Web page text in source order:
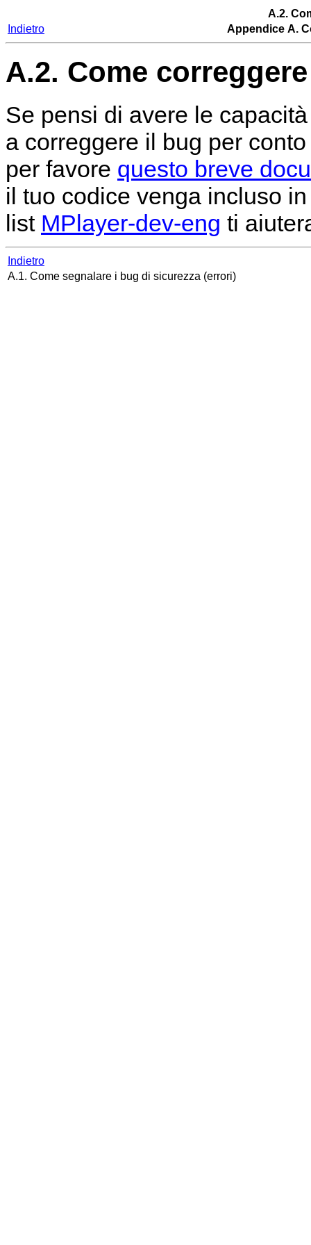
A.2.
Indietro
Appendice A.
A.2. Come
Se pensi di avere le
a correggere il bug per
per favore questo breve
il tuo codice venga incluso
list MPlayer-dev-eng ti
Indietro
A.1. Come segnalare i bug di sicurezza (errori)